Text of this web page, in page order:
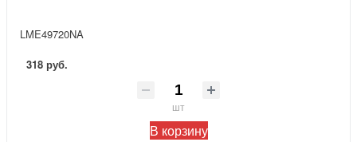
LME49720NA
318 руб.
шт
В корзину